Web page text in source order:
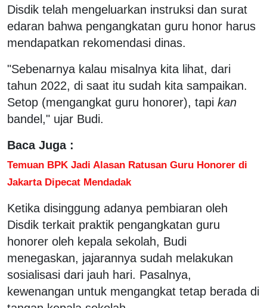
Disdik telah mengeluarkan instruksi dan surat
edaran bahwa pengangkatan guru honor harus
mendapatkan rekomendasi dinas.
"Sebenarnya kalau misalnya kita lihat, dari
tahun 2022, di saat itu sudah kita sampaikan.
Setop (mengangkat guru honorer), tapi kan
bandel," ujar Budi.
Baca Juga :
Temuan BPK Jadi Alasan Ratusan Guru Honorer di
Jakarta Dipecat Mendadak
Ketika disinggung adanya pembiaran oleh
Disdik terkait praktik pengangkatan guru
honorer oleh kepala sekolah, Budi
menegaskan, jajarannya sudah melakukan
sosialisasi dari jauh hari. Pasalnya,
kewenangan untuk mengangkat tetap berada di